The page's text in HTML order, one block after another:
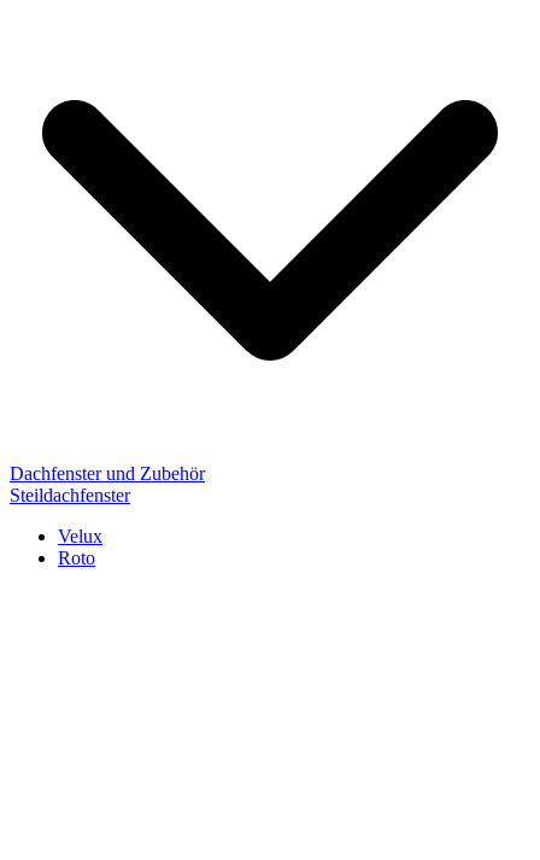
Dachfenster und Zubehör
Steildachfenster
Velux
Roto